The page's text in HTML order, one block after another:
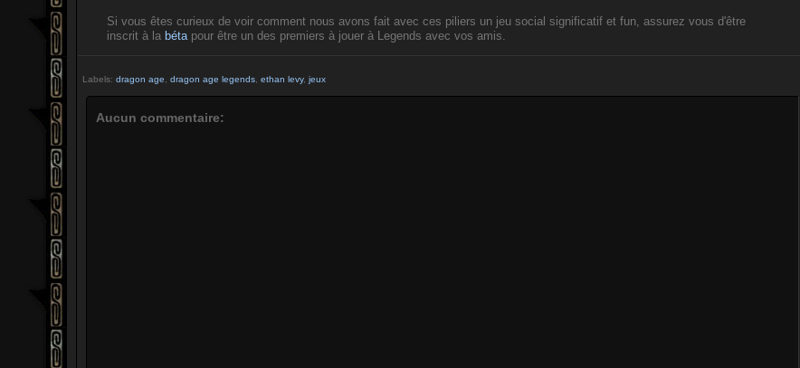
Si vous êtes curieux de voir comment nous avons fait avec ces piliers un jeu social significatif et fun, assurez vous d'être
inscrit à la béta pour être un des premiers à jouer à Legends avec vos amis.
Labels: dragon age dragon age legends, ethan levy, jeux
Aucun commentaire: